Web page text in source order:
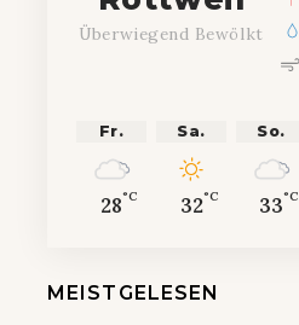
Überwiegend Bewölkt
Fr.
28°C
Sa.
32°C
So.
33°C
MEISTGELESEN